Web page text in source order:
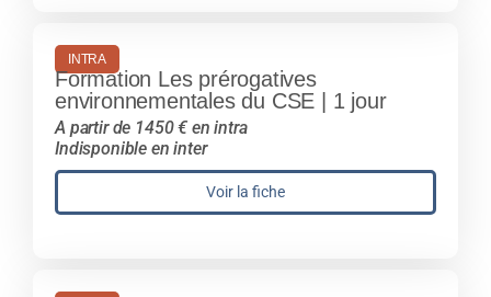
INTRA
Formation Les prérogatives
environnementales du CSE | 1 jour
A partir de 1450 € en intra
Indisponible en inter
Voir la fiche